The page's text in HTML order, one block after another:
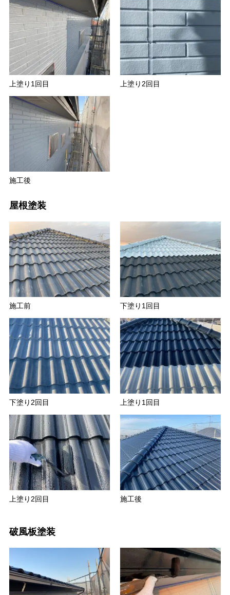
上塗り1回目 上塗り2回目
施工後
屋根塗装
施工前 下塗り1回目
下塗り2回目 上塗り1回目
上塗り2回目 施工後
破風板塗装